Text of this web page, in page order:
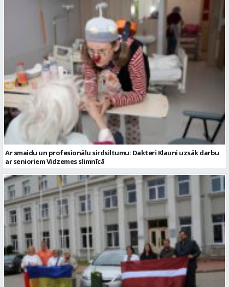
Ar smaidu un profesionālu sirdsiltumu: Dakteri Klauni uzsāk darbu
ar senioriem Vidzemes slimnīcā
No Valmieras uz Ukrainu ceļā dodas vēl viena humānās palīdzības
automašīna